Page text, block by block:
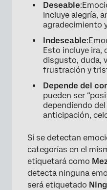
Deseable
incluye alegría,
agradecimiento
Indeseable
Esto incluye ira,
disgusto, duda,
frustración y
Depende del
pueden ser
dependiendo
anticipación,
Si se detectan
categorías en el
etiquetará como
detecta ninguna
será etiquetado